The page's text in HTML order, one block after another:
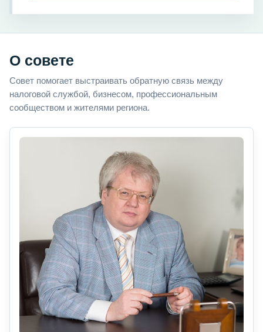
О совете
Совет помогает выстраивать обратную связь между
налоговой службой, бизнесом, профессиональным
сообществом и жителями региона.